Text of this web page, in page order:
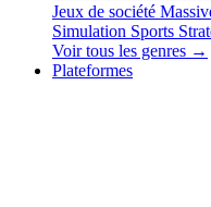
Jeux de société
Simulation Sports
Voir tous les genres →
Plateformes